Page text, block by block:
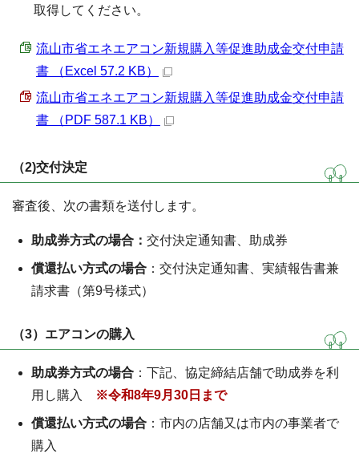
取得してください。
流山市省エネエアコン新規購入等促進助成金交付申請
書 （Excel 57.2 KB）
流山市省エネエアコン新規購入等促進助成金交付申請
書 （PDF 587.1 KB）
（2)交付決定
審査後、次の書類を送付します。
助成券方式の場合： 交付決定通知書、助成券
償還払い方式の場合 ：交付決定通知書、実績報告書兼
請求書（第9号様式）
（3）エアコンの購入
助成券方式の場合 ：下記、協定締結店舗で助成券を利
用し購入
※令和8年9月30日まで
償還払い方式の場合 ：市内の店舗又は市内の事業者で
購入